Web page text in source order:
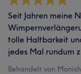
Seit Jahren meine
tolle Haltbarkeit
jedes Mal rundum
Behandelt von